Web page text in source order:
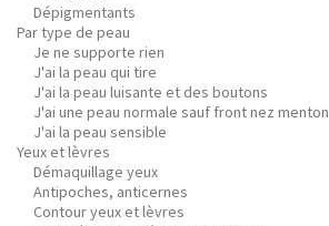
Dépigmentants
Par type de peau
Je ne supporte rien
J'ai la peau qui tire
J'ai la peau luisante et des boutons
J'ai une peau normale sauf front nez menton
J'ai la peau sensible
Yeux et lèvres
Démaquillage yeux
Antipoches, anticernes
Contour yeux et lèvres